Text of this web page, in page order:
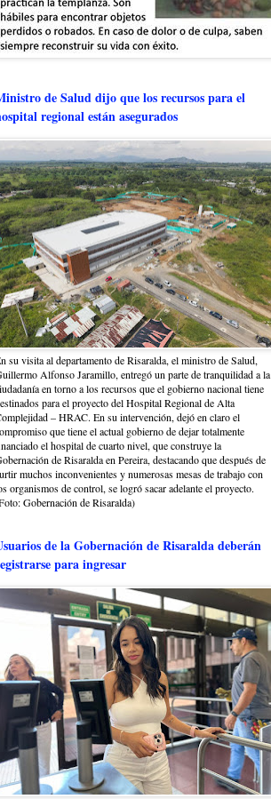
de Salud dijo que los recursos para el
regional están asegurados
su visita al departamento de Risaralda, el ministro de Salud,
Alfonso Jaramillo, entregó un parte de tranquilidad a la
en torno a los recursos que el gobierno nacional tiene
para el proyecto del Hospital Regional de Alta
– HRAC. En su intervención, dejó en claro el
que tiene el actual gobierno de dejar totalmente
el hospital de cuarto nivel, que construye la
de Risaralda en Pereira, destacando que después de
muchos inconvenientes y numerosas mesas de trabajo con
organismos de control, se logró sacar adelante el proyecto.
Gobernación de Risaralda)
de la Gobernación de Risaralda deberán
para ingresar